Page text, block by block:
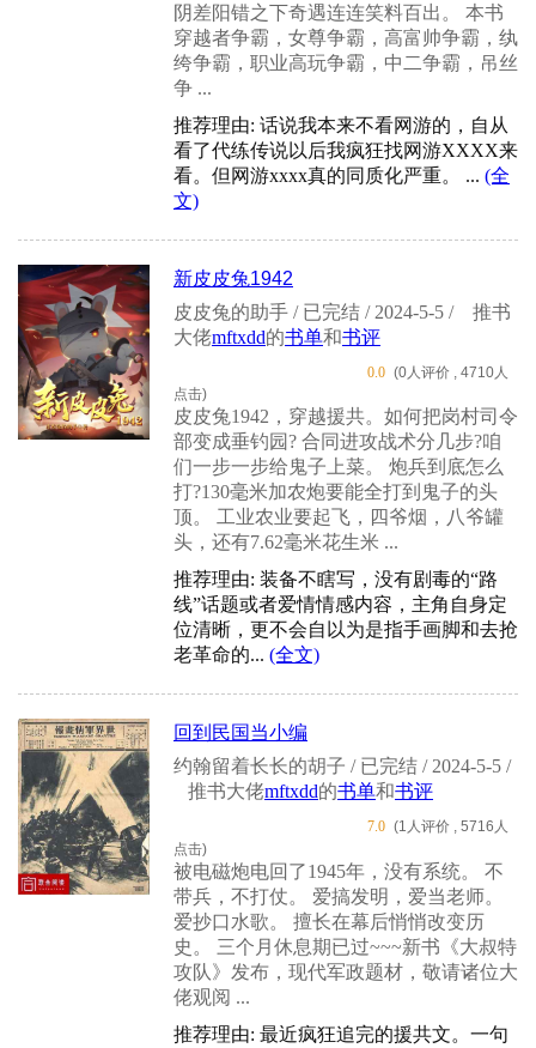
阴差阳错之下奇遇连连笑料百出。 本书
穿越者争霸，女尊争霸，高富帅争霸，纨
绔争霸，职业高玩争霸，中二争霸，吊丝
争 ...
推荐理由: 话说我本来不看网游的，自从
看了代练传说以后我疯狂找网游XXXX来
看。但网游xxxx真的同质化严重。 ... (全
文)
新皮皮兔1942
皮皮兔的助手 / 已完结 / 2024-5-5 /
推书
大佬mftxdd的书单和书评
0.0 (0人评价 , 4710人
点击)
皮皮兔1942，穿越援共。如何把岗村司令
部变成垂钓园? 合同进攻战术分几步?咱
们一步一步给鬼子上菜。 炮兵到底怎么
打?130毫米加农炮要能全打到鬼子的头
顶。 工业农业要起飞，四爷烟，八爷罐
头，还有7.62毫米花生米 ...
推荐理由: 装备不瞎写，没有剧毒的“路
线”话题或者爱情情感内容，主角自身定
位清晰，更不会自以为是指手画脚和去抢
老革命的... (全文)
回到民国当小编
约翰留着长长的胡子 / 已完结 / 2024-5-5 /
推书大佬mftxdd的书单和书评
7.0 (1人评价 , 5716人
点击)
被电磁炮电回了1945年，没有系统。 不
带兵，不打仗。 爱搞发明，爱当老师。
爱抄口水歌。 擅长在幕后悄悄改变历
史。 三个月休息期已过~~~新书《大叔特
攻队》发布，现代军政题材，敬请诸位大
佬观阅 ...
推荐理由: 最近疯狂追完的援共文。一句